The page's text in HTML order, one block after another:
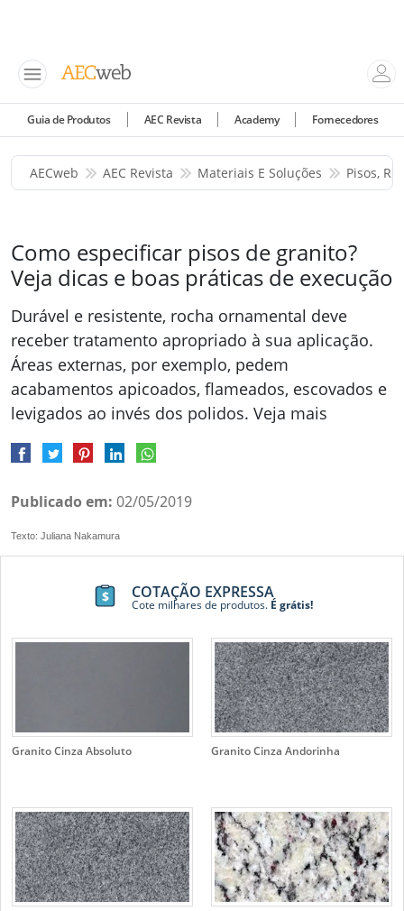
Guia de Produtos AEC Revista Academy Fornecedores
AECweb AEC Revista Materiais E Soluções Pisos,
Como especificar pisos de granito?
Veja dicas e boas práticas de execução
Durável e resistente, rocha ornamental deve
receber tratamento apropriado à sua aplicação.
Áreas externas, por exemplo, pedem
acabamentos apicoados, flameados, escovados e
levigados ao invés dos polidos. Veja mais
Publicado em: 02/05/2019
Texto: Juliana Nakamura
COTAÇÃO EXPRESSA
Cote milhares de produtos.É grátis!
Granito Cinza Absoluto Granito Cinza Andorinha